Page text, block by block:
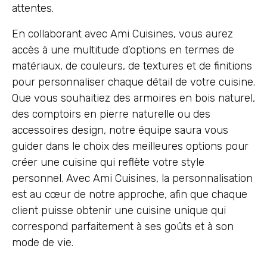
attentes.
En collaborant avec Ami Cuisines, vous aurez
accès à une multitude d’options en termes de
matériaux, de couleurs, de textures et de finitions
pour personnaliser chaque détail de votre cuisine.
Que vous souhaitiez des armoires en bois naturel,
des comptoirs en pierre naturelle ou des
accessoires design, notre équipe saura vous
guider dans le choix des meilleures options pour
créer une cuisine qui reflète votre style
personnel. Avec Ami Cuisines, la personnalisation
est au cœur de notre approche, afin que chaque
client puisse obtenir une cuisine unique qui
correspond parfaitement à ses goûts et à son
mode de vie.